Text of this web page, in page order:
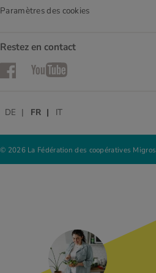
Paramètres des cookies
Restez en contact
FacebookYouTube
© 2026 La Fédération des coopératives Migros
DE FR IT